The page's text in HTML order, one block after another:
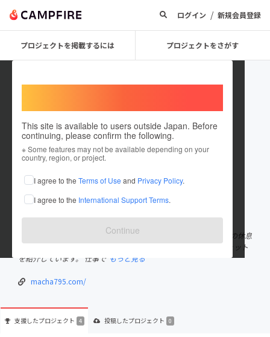
ログイン / 新規会員登録
プロジェクトを掲載するには プロジェクトをさがす
This site is available to users outside Japan. Before
continuing, please confirm the following.
※ Some features may not be available depending on your
country, region, or project.
I agree to the Terms of Use and Privacy Policy.
I agree to the International Support Terms.
Continue
macha795
これまでに4回支援しています
在住国：未設定
出身国：日本 出身地：埼玉県
30代でスマホゲームのサーバーエンジニアです。 ブログ「まちゃの休息
(https://macha795.com/)」でスマホ関連やパソコン関連のガジェット
を紹介しています。 仕事で もっと見る
macha795.com/
支援したプロジェクト 4 投稿したプロジェクト 0